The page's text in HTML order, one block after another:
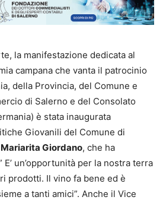
la manifestazione dedicata al
campana che vanta il patrocinio
della Provincia, del Comune e
di Salerno e del Consolato
è stata inaugurata
Giovanili del Comune di
Mariarita Giordano, che ha
E’ un’opportunità per la nostra terra
prodotti. Il vino fa bene ed è
a tanti amici”. Anche il Vice